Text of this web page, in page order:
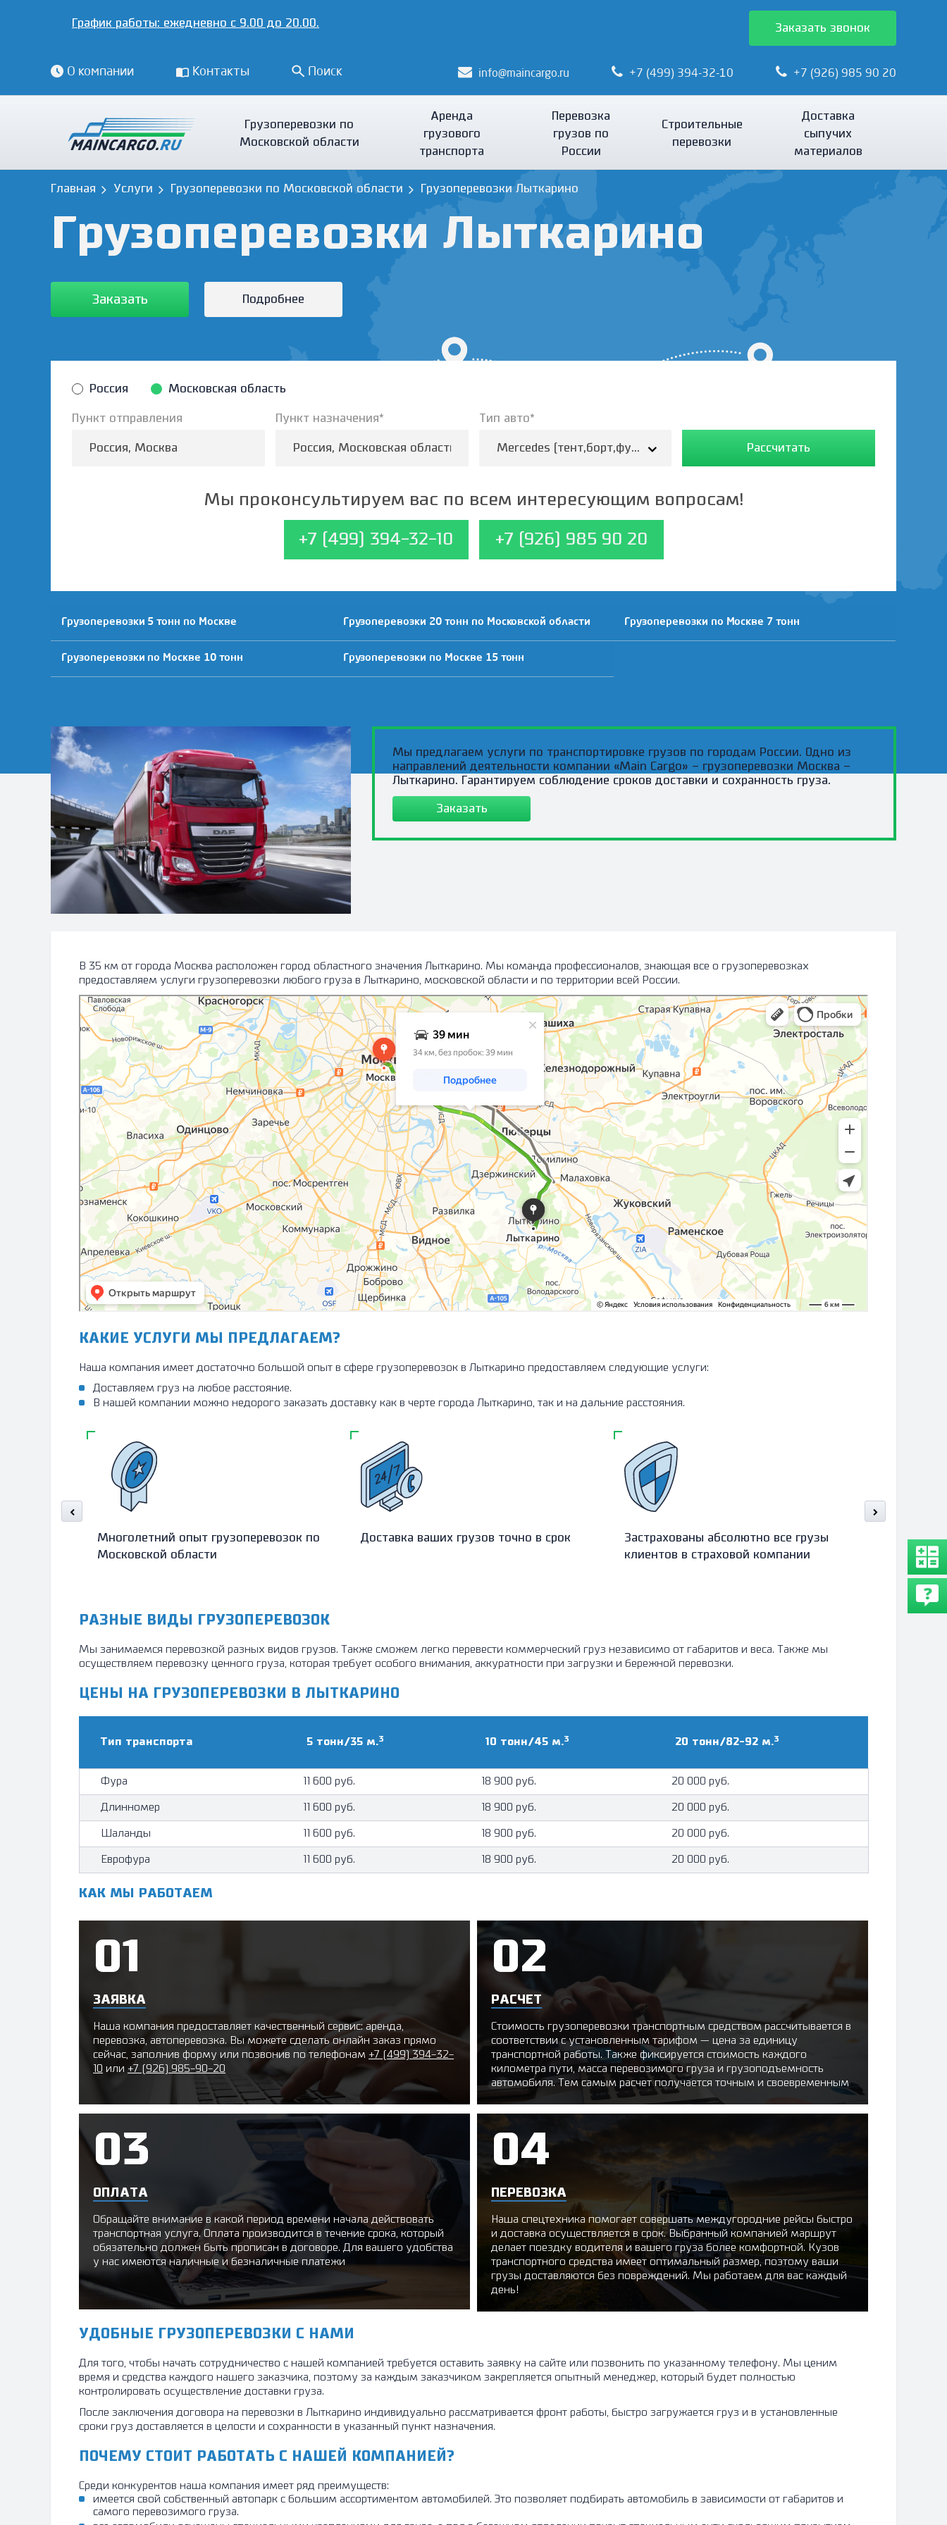
График работы: ежедневно с 9.00 до 20.00. Заказать звонок
О компании Контакты Поиск info@maincargo.ru +7 (499) 394-32-10 +7 (926) 985 90 20
Грузоперевозки по
Московской области
Аренда
грузового
транспорта
Перевозка
грузов по
России
Строительные
перевозки
Доставка
сыпучих
материалов
Грузоперевозки Лыткарино
Главная Услуги Грузоперевозки по Московской области Грузоперевозки Лыткарино
Заказать Подробнее
Россия Московская область
Пункт отправления Пункт назначения* Тип авто*
Mercedes (тент,борт,фургон) - 5 т./25-35 м.3/37 Рассчитать
Мы проконсультируем вас по всем интересующим вопросам!
+7 (499) 394-32-10 +7 (926) 985 90 20
Грузоперевозки 5 тонн по Москве Грузоперевозки 20 тонн по Московской области Грузоперевозки по Москве 7 тонн
Грузоперевозки по Москве 10 тонн Грузоперевозки по Москве 15 тонн
Мы предлагаем услуги по транспортировке грузов по городам России. Одно из
направлений деятельности компании «Main Cargo» – грузоперевозки Москва –
Лыткарино. Гарантируем соблюдение сроков доставки и сохранность груза.
Заказать
В 35 км от города Москва расположен город областного значения Лыткарино. Мы команда профессионалов, знающая все о грузоперевозках
предоставляем услуги грузоперевозки любого груза в Лыткарино, московской области и по территории всей России.
Москва
Лыткарино: как доехать на автомобиле, общественным транспортом или пешком – Яндекс Карты
КАКИЕ УСЛУГИ МЫ ПРЕДЛАГАЕМ?
Наша компания имеет достаточно большой опыт в сфере грузоперевозок в Лыткарино предоставляем следующие услуги:
Доставляем груз на любое расстояние.
В нашей компании можно недорого заказать доставку как в черте города Лыткарино, так и на дальние расстояния.
Многолетний опыт грузоперевозок по
Московской области
Доставка ваших грузов точно в срок
Застрахованы абсолютно все грузы
клиентов в страховой компании
в
разгрузки
РАЗНЫЕ ВИДЫ ГРУЗОПЕРЕВОЗОК
Мы занимаемся перевозкой разных видов грузов. Также сможем легко перевести коммерческий груз независимо от габаритов и веса. Также мы
осуществляем перевозку ценного груза, которая требует особого внимания, аккуратности при загрузки и бережной перевозки.
ЦЕНЫ НА ГРУЗОПЕРЕВОЗКИ В ЛЫТКАРИНО
Тип транcпорта 5 тонн/35 м.3 10 тонн/45 м.3 20 тонн/82-92 м.3
Фура 11 600 руб. 18 900 руб. 20 000 руб.
Длинномер 11 600 руб. 18 900 руб. 20 000 руб.
Шаланды 11 600 руб. 18 900 руб. 20 000 руб.
Еврофура 11 600 руб. 18 900 руб. 20 000 руб.
КАК МЫ РАБОТАЕМ
ЗАЯВКА
Наша компания предоставляет качественный сервис: аренда,
перевозка, автоперевозка. Вы можете сделать онлайн заказ прямо
сейчас, заполнив форму или позвонив по телефонам +7 (499) 394-32-
10 или +7 (926) 985-90-20
РАСЧЕТ
Стоимость грузоперевозки транспортным средством рассчитывается в
соответствии с установленным тарифом — цена за единицу
транспортной работы. Также фиксируется стоимость каждого
километра пути, масса перевозимого груза и грузоподъемность
автомобиля. Тем самым расчет получается точным и своевременным
ОПЛАТА
Обращайте внимание в какой период времени начала действовать
транспортная услуга. Оплата производится в течение срока, который
обязательно должен быть прописан в договоре. Для вашего удобства
у нас имеются наличные и безналичные платежи
ПЕРЕВОЗКА
Наша спецтехника помогает совершать междугородние рейсы быстро
и доставка осуществляется в срок. Выбранный компанией маршрут
делает поездку водителя и вашего груза более комфортной. Кузов
транспортного средства имеет оптимальный размер, поэтому ваши
грузы доставляются без повреждений. Мы работаем для вас каждый
день!
УДОБНЫЕ ГРУЗОПЕРЕВОЗКИ С НАМИ
Для того, чтобы начать сотрудничество с нашей компанией требуется оставить заявку на сайте или позвонить по указанному телефону. Мы ценим
время и средства каждого нашего заказчика, поэтому за каждым заказчиком закрепляется опытный менеджер, который будет полностью
контролировать осуществление доставки груза.
После заключения договора на перевозки в Лыткарино индивидуально рассматривается фронт работы, быстро загружается груз и в установленные
сроки груз доставляется в целости и сохранности в указанный пункт назначения.
ПОЧЕМУ СТОИТ РАБОТАТЬ С НАШЕЙ КОМПАНИЕЙ?
Среди конкурентов наша компания имеет ряд преимуществ:
имеется свой собственный автопарк с большим ассортиментом автомобилей. Это позволяет подбирать автомобиль в зависимости от габаритов и
самого перевозимого груза.